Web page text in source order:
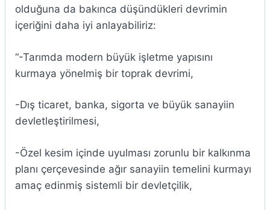
olduğuna da bakınca düşündükleri devrimin
içeriğini daha iyi anlayabiliriz:
“-Tarımda modern büyük işletme yapısını
kurmaya yönelmiş bir toprak devrimi,
-Dış ticaret, banka, sigorta ve büyük sanayiin
devletleştirilmesi,
-Özel kesim içinde uyulması zorunlu bir kalkınma
planı çerçevesinde ağır sanayiin temelini kurmayı
amaç edinmiş sistemli bir devletçilik,